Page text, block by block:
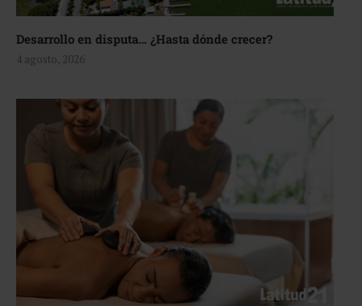
Desarrollo en disputa… ¿Hasta dónde crecer?
4 agosto, 2026